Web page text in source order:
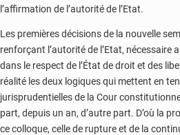
l’affirmation de l’autorité de l’Etat.
Les premières décisions de la nouvelle
renforçant l’autorité de l’Etat, nécessaire
dans le respect de l’État de droit et des
réalité les deux logiques qui mettent en
jurisprudentielles de la Cour
part, depuis un an, d’autre part. D’où la
ce colloque, celle de rupture et de la